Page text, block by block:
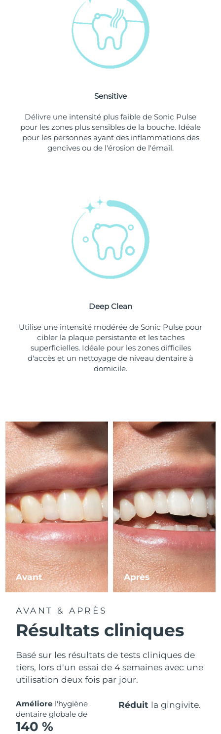
Sensitive
Délivre une intensité plus faible de Sonic Pulse
pour les zones plus sensibles de la bouche. Idéale
pour les personnes ayant des inflammations des
gencives ou de l'érosion de l'émail.
Deep Clean
Utilise une intensité modérée de Sonic Pulse pour
cibler la plaque persistante et les taches
superficielles. Idéale pour les zones difficiles
d'accès et un nettoyage de niveau dentaire à
domicile.
Avant Après
AVANT & APRÈS
Résultats cliniques
Basé sur les résultats de tests cliniques de
tiers, lors d'un essai de 4 semaines avec une
utilisation deux fois par jour.
Améliore l'hygiène
dentaire globale de
140 %
Réduit la gingivite.
Livraison estimée
Livraison estimée
Livraison estimée
Livraison estimée
Espagne Livraison estimée 8/10/26
Livraison estimée
Livraison estimée
Livraison estimée
Émirats arabes unis Livraison estimée
Livraison estimée
Ouzbékistan Livraison estimée8/15/26
Viêt Nam Livraison estimée8/16/26